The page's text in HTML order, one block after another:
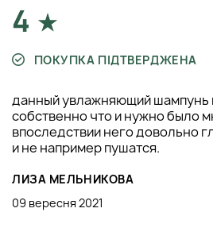
4
ПОКУПКА ПІДТВЕРДЖЕНА
данный увлажняющий шампунь
собственно что и нужно было
впоследствии него довольно
и не например пушатся.
ЛИЗА МЕЛЬНИКОВА
09 вересня 2021